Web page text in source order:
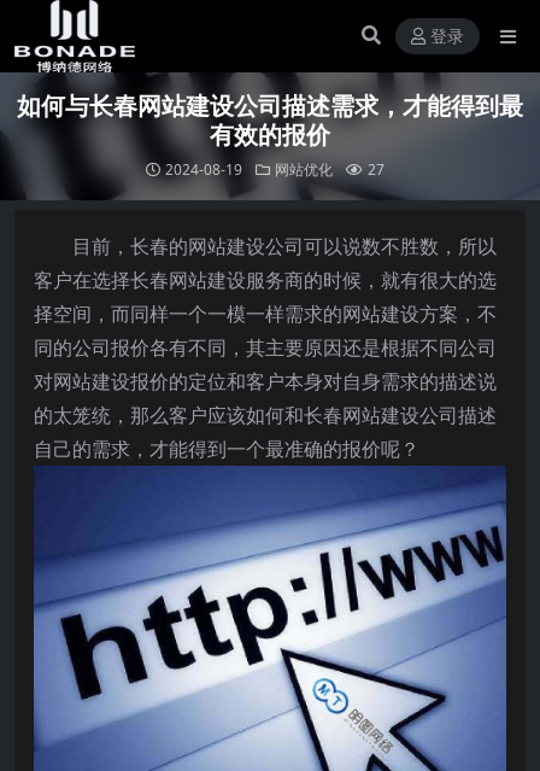
登录
如何与长春网站建设公司描述需求，才能得到最
有效的报价
2024-08-19 网站优化 27
目前，长春的网站建设公司可以说数不胜数，所以
客户在选择长春网站建设服务商的时候，就有很大的选
择空间，而同样一个一模一样需求的网站建设方案，不
同的公司报价各有不同，其主要原因还是根据不同公司
对网站建设报价的定位和客户本身对自身需求的描述说
的太笼统，那么客户应该如何和长春网站建设公司描述
自己的需求，才能得到一个最准确的报价呢？